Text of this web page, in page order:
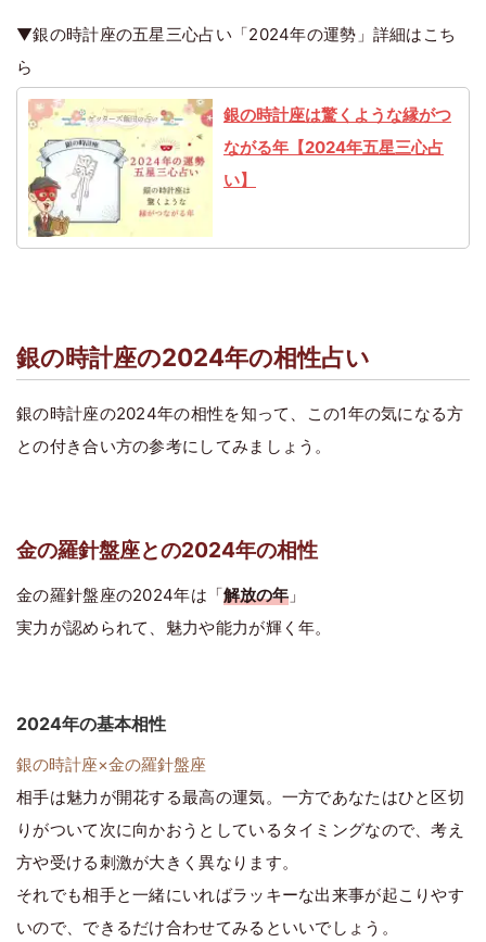
▼銀の時計座の五星三心占い「2024年の運勢」詳細はこち
ら
銀の時計座は驚くような縁がつ
ながる年【2024年五星三心占
い】
銀の時計座の2024年の相性占い
銀の時計座の2024年の相性を知って、この1年の気になる方
との付き合い方の参考にしてみましょう。
金の羅針盤座との2024年の相性
金の羅針盤座の2024年は「解放の年 」
実力が認められて、魅力や能力が輝く年。
2024年の基本相性
銀の時計座×金の羅針盤座
相手は魅力が開花する最高の運気。一方であなたはひと区切
りがついて次に向かおうとしているタイミングなので、考え
方や受ける刺激が大きく異なります。
それでも相手と一緒にいればラッキーな出来事が起こりやす
いので、できるだけ合わせてみるといいでしょう。